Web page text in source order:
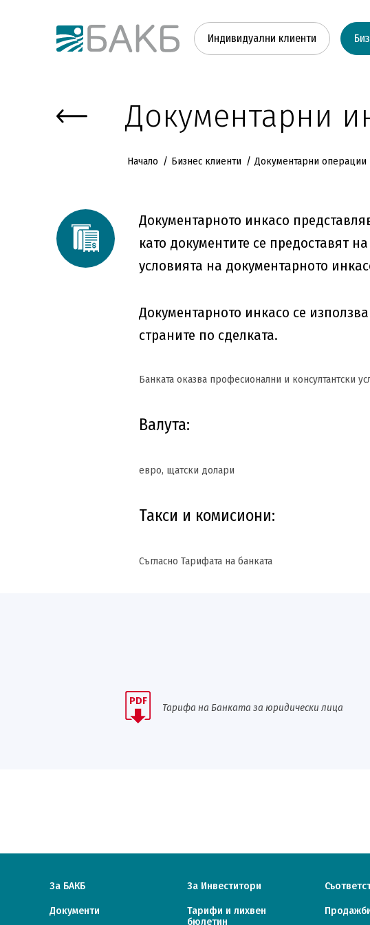
Индивидуални клиенти
Документарни
Начало Бизнес клиенти Документарни операции
Документарното инкасо
като документите се предоставят
условията на документарното
Документарното инкасо се
страните по сделката.
Банката оказва професионални и консултантски
Валута:
евро, щатски долари
Такси и комисиони:
Съгласно Тарифата на банката
PDF Тарифа на Банката за юридически лица
За БАКБ За Инвеститори
Документи
Тарифи и лихвен
бюлетин